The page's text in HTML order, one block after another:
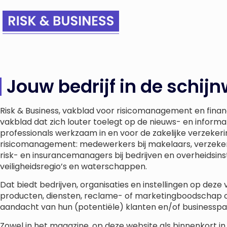
Jouw bedrijf in de
Risk & Business, vakblad voor risicomanagement en
vakblad dat zich louter toelegt op de nieuws- en
professionals werkzaam in en voor de zakelijke
risicomanagement: medewerkers bij makelaars,
risk- en insurancemanagers bij bedrijven en
veiligheidsregio’s en waterschappen.
Dat biedt bedrijven, organisaties en instellingen op
producten, diensten, reclame- of marketingboodschap
aandacht van hun (potentiële) klanten en/of